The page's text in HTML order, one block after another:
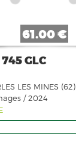
61.00 €
GLC
LES MINES (62)
/ 2024